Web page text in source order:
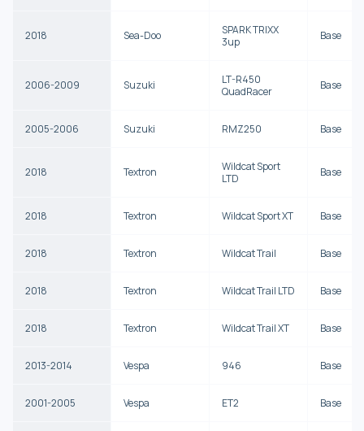
2018 Sea-Doo
SPARK TRIXX
3up
Base
2006-2009 Suzuki
LT-R450
QuadRacer
Base
2005-2006 Suzuki RMZ250 Base
2018 Textron
Wildcat Sport
LTD
Base
2018 Textron Wildcat Sport XT Base
2018 Textron Wildcat Trail Base
2018 Textron Wildcat Trail LTD Base
2018 Textron Wildcat Trail XT Base
2013-2014 Vespa 946 Base
2001-2005 Vespa ET2 Base